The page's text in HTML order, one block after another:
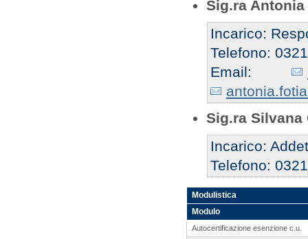
Sig.ra Antonia
Incarico:
Telefono:
Email:
Sig.ra Silvana
Incarico:
Telefono:
Modulistica
Modulo
Autocertificazione esenzione c.u.